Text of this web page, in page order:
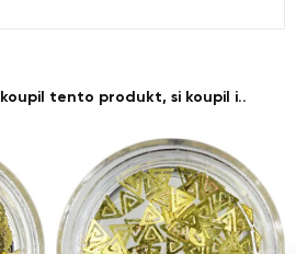
tento produkt, si koupil i..